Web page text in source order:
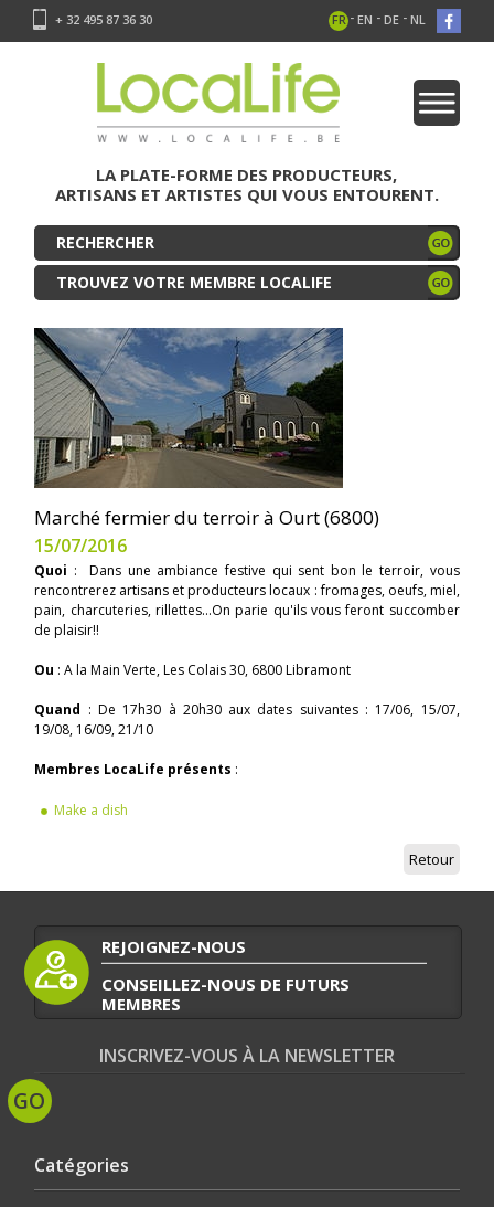
+ 32 495 87 36 30 FR - EN - DE - NL
LA PLATE-FORME DES PRODUCTEURS,
ARTISANS ET ARTISTES QUI VOUS ENTOURENT.
TROUVEZ VOTRE MEMBRE LOCALIFE
Marché fermier du terroir à Ourt (6800)
15/07/2016
Quoi : Dans une ambiance festive qui sent bon le terroir, vous
rencontrerez artisans et producteurs locaux : fromages, oeufs, miel,
pain, charcuteries, rillettes...On parie qu'ils vous feront succomber
de plaisir!!
Ou : A la Main Verte, Les Colais 30, 6800 Libramont
Quand : De 17h30 à 20h30 aux dates suivantes : 17/06, 15/07,
19/08, 16/09, 21/10
Membres LocaLife présents :
Make a dish
Retour
REJOIGNEZ-NOUS
CONSEILLEZ-NOUS DE FUTURS
MEMBRES
INSCRIVEZ-VOUS À LA NEWSLETTER
Catégories